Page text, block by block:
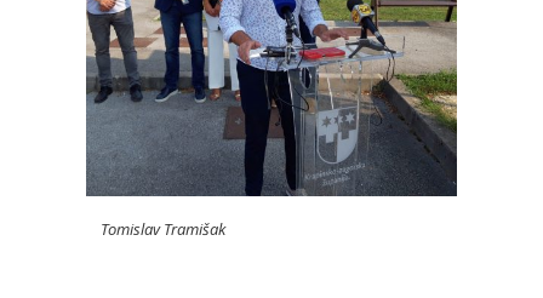
Tomislav Tramišak